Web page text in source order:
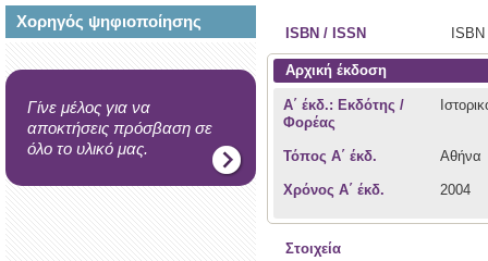
Χορηγός ψηφιοποίησης
Γίνε μέλος για να
αποκτήσεις πρόσβαση σε
όλο το υλικό μας.
ISBN / ISSN ISBN
Αρχική έκδοση
Α΄ έκδ.: Εκδότης /
Φορέας
Τόπος Α΄ έκδ. Αθήνα
Χρόνος Α΄ έκδ. 2004
Στοιχεία